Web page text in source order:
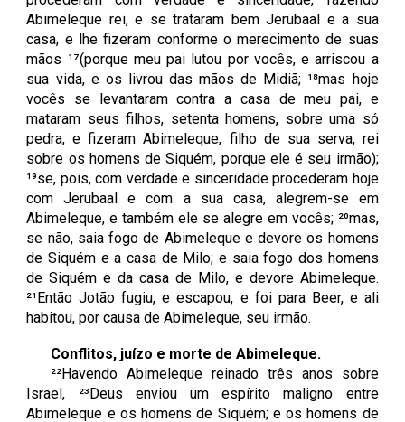
Abimeleque rei, e se trataram bem Jerubaal e a sua
casa, e lhe fizeram conforme o merecimento de suas
mãos ¹⁷(porque meu pai lutou por vocês, e arriscou a
sua vida, e os livrou das mãos de Midiã; ¹⁸mas hoje
vocês se levantaram contra a casa de meu pai, e
mataram seus filhos, setenta homens, sobre uma só
pedra, e fizeram Abimeleque, filho de sua serva, rei
sobre os homens de Siquém, porque ele é seu irmão);
¹⁹se, pois, com verdade e sinceridade procederam hoje
com Jerubaal e com a sua casa, alegrem-se em
Abimeleque, e também ele se alegre em vocês; ²⁰mas,
se não, saia fogo de Abimeleque e devore os homens
de Siquém e a casa de Milo; e saia fogo dos homens
de Siquém e da casa de Milo, e devore Abimeleque.
²¹Então Jotão fugiu, e escapou, e foi para Beer, e ali
habitou, por causa de Abimeleque, seu irmão.
Conflitos, juízo e morte de Abimeleque.
²²Havendo Abimeleque reinado três anos sobre
Israel, ²³Deus enviou um espírito maligno entre
Abimeleque e os homens de Siquém; e os homens de